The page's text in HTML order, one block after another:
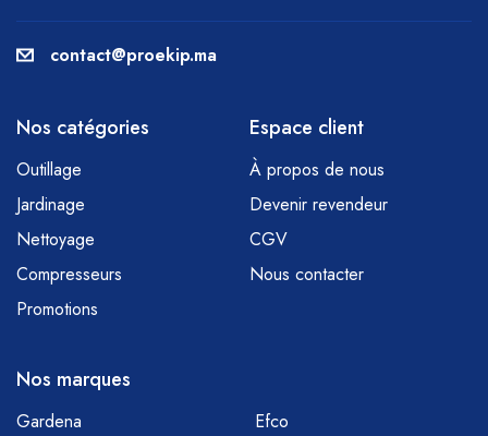
contact@proekip.ma
Nos catégories
Outillage
Jardinage
Nettoyage
Compresseurs
Promotions
Espace client
À propos de nous
Devenir revendeur
CGV
Nous contacter
Nos marques
Gardena
Efco